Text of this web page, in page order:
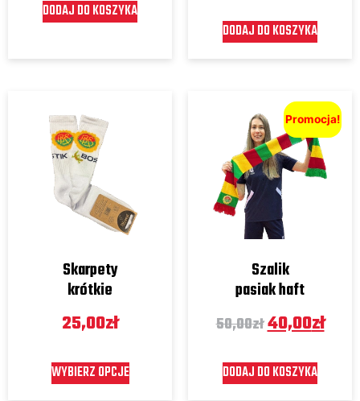
DODAJ DO KOSZYKA
DODAJ DO KOSZYKA
Skarpety
krótkie
25,00zł
WYBIERZ OPCJE
Promocja!
Szalik
pasiak haft
50,00zł40,00zł
DODAJ DO KOSZYKA